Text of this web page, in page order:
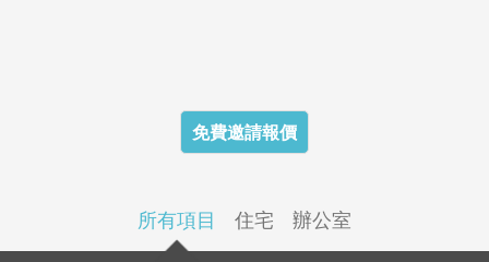
免費邀請報價
所有項目 住宅 辦公室